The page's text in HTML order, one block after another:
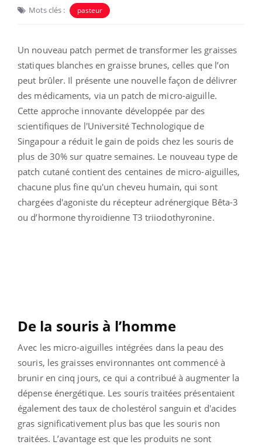
Mots clés : pasteur
Un nouveau patch permet de transformer les graisses
statiques blanches en graisse brunes, celles que l’on
peut brûler. Il présente une nouvelle façon de délivrer
des médicaments, via un patch de micro-aiguille.
Cette approche innovante développée par des
scientifiques de l'Université Technologique de
Singapour a réduit le gain de poids chez les souris de
plus de 30% sur quatre semaines. Le nouveau type de
patch cutané contient des centaines de micro-aiguilles,
chacune plus fine qu'un cheveu humain, qui sont
chargées d'agoniste du récepteur adrénergique Bêta-3
ou d’hormone thyroïdienne T3 triiodothyronine.
De la souris à l’homme
Avec les micro-aiguilles intégrées dans la peau des
souris, les graisses environnantes ont commencé à
brunir en cinq jours, ce qui a contribué à augmenter la
dépense énergétique. Les souris traitées présentaient
également des taux de cholestérol sanguin et d'acides
gras significativement plus bas que les souris non
traitées. L’avantage est que les produits ne sont